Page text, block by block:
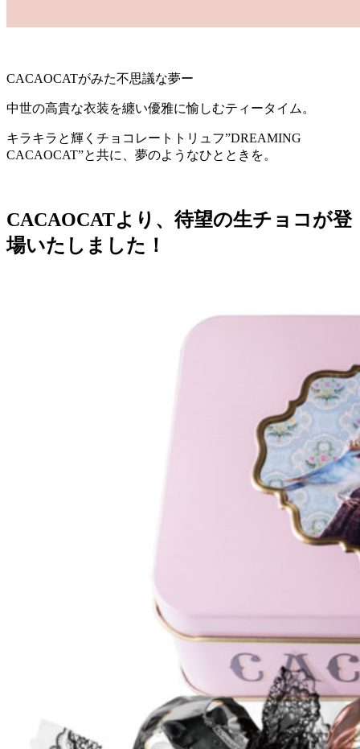
CACAOCATがみた不思議な夢ー
中世の高貴な衣装を纏い優雅に愉しむティータイム。
キラキラと輝くチョコレートトリュフ”DREAMING
CACAOCAT”と共に、夢のようなひとときを。
CACAOCATより、待望の生チョコが登
場いたしました！